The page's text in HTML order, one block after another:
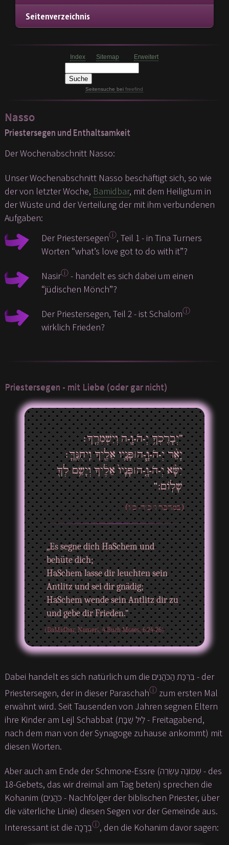
Seitenverzeichnis
Index Sitemap Erweitert
Seitensuche beifreefind
Nasso
Priestersegen und Enthaltsamkeit
Der Wochenabschnitt Nasso:
Unser Wochenabschnitt Nasso beschäftigt sich, so wie
der von letzter Woche, Bamidbar, mit dem Heiligtum in
der Wüste und der Verteilung der mit ihm verbundenen
Aufgaben:
Der Priestersegenⓘ, Teil 1 - in Tina Turners
Worten “what’s love got to do with it”?
Nasirⓘ- handelt es sich dabei um einen
“jüdischen Mönch”?
Der Priestersegen, Teil 2 - ist Schalomⓘ
wirklich Frieden?
Priestersegen - mit Liebe (oder gar nicht)
”יְבָרֶכְךָ֥ יְ-הֹ-וָ֖-ה וְיִשְׁמְרֶֽךָ׃
יָאֵ֨ר יְ-הֹ-וָ֧-ה ׀ פָּנָ֛יו אֵלֶ֖יךָ וִֽיחֻנֶּֽךָּ׃
יִשָּׂ֨א יְ-הֹ-וָ֤-ה ׀ פָּנָיו֙ אֵלֶ֔יךָ וְיָשֵׂ֥ם לְךָ֖
שָׁלֽוֹם:“
(במדבר ו' כ"ד- כ"ו)
„Es segne dich HaSchem und
behüte dich;
HaSchem lasse dir leuchten sein
Antlitz und sei dir gnädig;
HaSchem wende sein Antlitz dir zu
und gebe dir Frieden.“
(BaMidbar, Numeri, 4.Buch Moses, 6:24-26)
Dabei handelt es sich natürlich um die בִּרְכַּת הַכֹּהֲנִים - der
Priestersegen, der in dieser Paraschahⓘzum ersten Mal
erwähnt wird. Seit Tausenden von Jahren segnen Eltern
ihre Kinder am Lejl Schabbat (לֵיל שַׁבָּת - Freitagabend,
nach dem man von der Synagoge zuhause ankommt) mit
diesen Worten.
Aber auch am Ende der Schmone-Essre (שְׁמוֹנֶה עֶשְׂרֵה - des
18-Gebets, das wir dreimal am Tag beten) sprechen die
Kohanim (כֹּהֲנִים - Nachfolger der biblischen Priester, über
die väterliche Linie) diesen Segen vor der Gemeinde aus.
Interessant ist die בְרָכָהⓘ, den die Kohanim davor sagen: